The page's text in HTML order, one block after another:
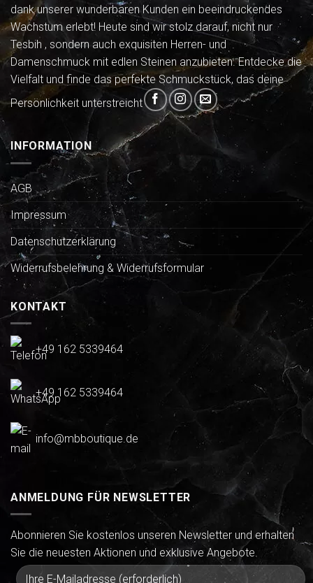
dank unserer wunderbaren Kunden ein beeindruckendes
Wachstum erlebt! Heute sind wir stolz darauf, nicht nur
Tesbih , sondern auch exquisiten Herren- und
Damenschmuck mit edlen Steinen anzubieten. Entdecke die
Vielfalt und finde das perfekte Schmuckstück, das deine
Persönlichkeit unterstreicht
INFORMATION
AGB
Impressum
Datenschutzerklärung
Widerrufsbelehrung & Widerrufsformular
KONTAKT
+49 162 5339464
+49 162 5339464
info@mbboutique.de
ANMELDUNG FÜR NEWSLETTER
Abonnieren Sie kostenlos unseren Newsletter und erhalten
Sie die neuesten Aktionen und exklusive Angebote.